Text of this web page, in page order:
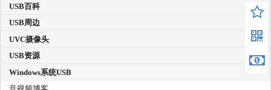
USB百科
USB周边
UVC摄像头
USB资源
Windows系统USB